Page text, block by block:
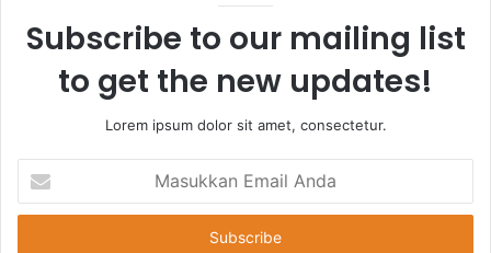
Subscribe to our mailing list
to get the new updates!
Lorem ipsum dolor sit amet, consectetur.
Email
Anda